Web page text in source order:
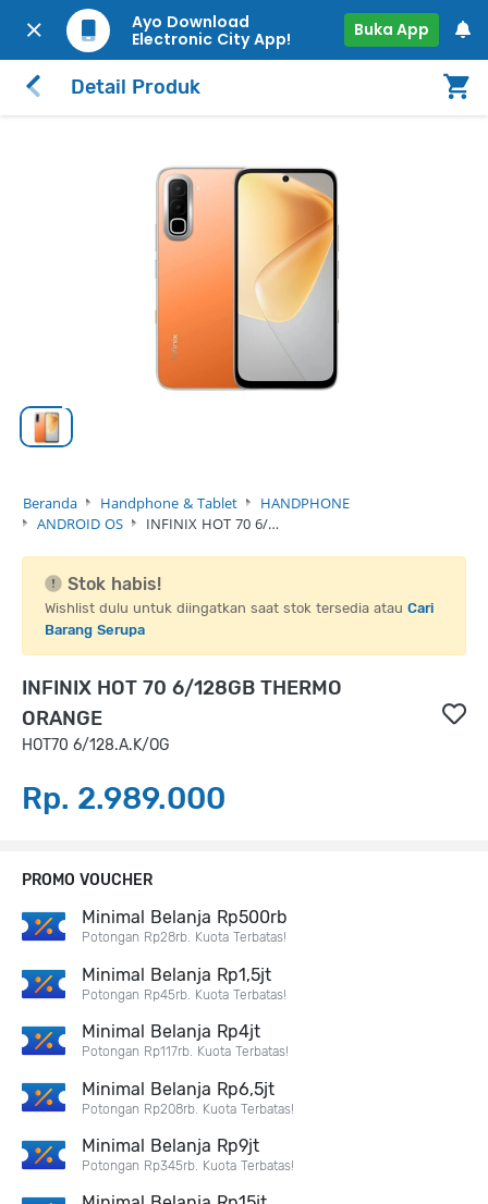
Ayo Download
Electronic City App!
Buka App
Detail Produk
Beranda Handphone & Tablet
HANDPHONE
ANDROID OS
INFINIX HOT 70 6/…
Stok habis!
Wishlist dulu untuk diingatkan saat stok tersedia atau Cari
Barang Serupa
INFINIX HOT 70 6/128GB THERMO
ORANGE
HOT70 6/128.A.K/OG
Rp. 2.989.000
PROMO VOUCHER
Minimal Belanja Rp500rb
Potongan Rp28rb. Kuota Terbatas!
Minimal Belanja Rp1,5jt
Potongan Rp45rb. Kuota Terbatas!
Minimal Belanja Rp4jt
Potongan Rp117rb. Kuota Terbatas!
Minimal Belanja Rp6,5jt
Potongan Rp208rb. Kuota Terbatas!
Minimal Belanja Rp9jt
Potongan Rp345rb. Kuota Terbatas!